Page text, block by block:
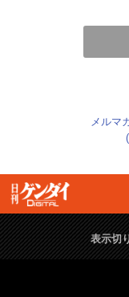
メルマ
表示切